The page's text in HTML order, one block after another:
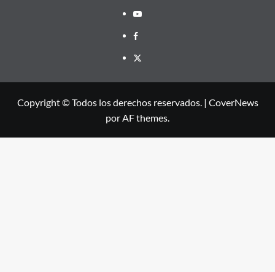
Youtube
Facebook
X
Copyright © Todos los derechos reservados. | CoverNews
por AF themes.